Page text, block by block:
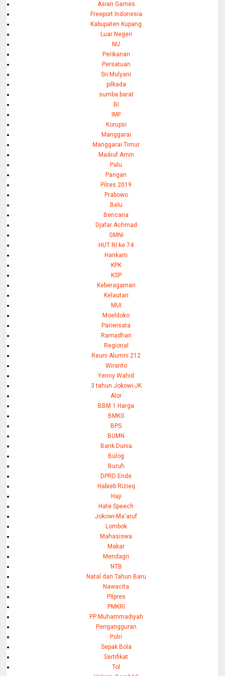
Asian Games
Freeport Indonesia
Kabupaten Kupang
Luar Negeri
NU
Perikanan
Persatuan
Sri Mulyani
pilkada
sumba barat
BI
IMF
Korupsi
Manggarai
Manggarai Timur
Maáruf Amin
Palu
Pangan
Pilres 2019
Prabowo
Belu
Bencana
Djafar Achmad
GMNI
HUT RI ke 74
Hankam
KPK
KSP
Keberagaman
Kelautan
MUI
Moeldoko
Pariwisata
Ramadhan
Regional
Reuni Alumni 212
Wiranto
Yenny Wahid
3 tahun Jokowi-JK
Alor
BBM 1 Harga
BMKG
BPS
BUMN
Bank Dunia
Bulog
Buruh
DPRD Ende
Habieb Rizieq
Haji
Hate Speech
Jokowi-Ma'aruf
Lombok
Mahasiswa
Makar
Mendagri
NTB
Natal dan Tahun Baru
Nawacita
PIlpres
PMKRI
PP Muhammadiyah
Pengangguran
Polri
Sepak Bola
Sertifikat
Tol